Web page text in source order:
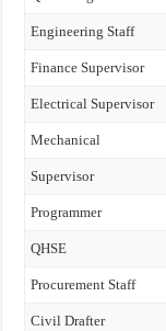
Engineering Staff
Finance Supervisor
Electrical Supervisor
Mechanical
Supervisor
Programmer
QHSE
Procurement Staff
Civil Drafter